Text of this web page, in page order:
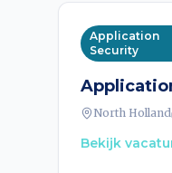
Application
Security
North Holland
Bekijk